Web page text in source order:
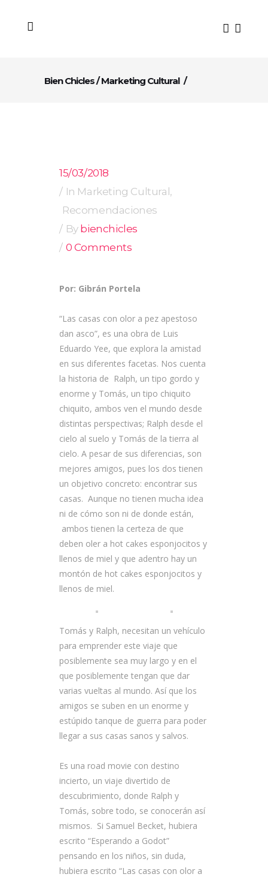
Bien Chicles/Marketing Cultural /
15/03/2018
In Marketing Cultural ,
Recomendaciones
By bienchicles
0 Comments
Por: Gibrán Portela
“Las casas con olor a pez apestoso
dan asco”, es una obra de Luis
Eduardo Yee, que explora la amistad
en sus diferentes facetas. Nos cuenta
la historia de Ralph, un tipo gordo y
enorme y Tomás, un tipo chiquito
chiquito, ambos ven el mundo desde
distintas perspectivas; Ralph desde el
cielo al suelo y Tomás de la tierra al
cielo. A pesar de sus diferencias, son
mejores amigos, pues los dos tienen
un objetivo concreto: encontrar sus
casas. Aunque no tienen mucha idea
ni de cómo son ni de donde están,
ambos tienen la certeza de que
deben oler a hot cakes esponjocitos y
llenos de miel y que adentro hay un
montón de hot cakes esponjocitos y
llenos de miel.
Tomás y Ralph, necesitan un vehículo
para emprender este viaje que
posiblemente sea muy largo y en el
que posiblemente tengan que dar
varias vueltas al mundo. Así que los
amigos se suben en un enorme y
estúpido tanque de guerra para poder
llegar a sus casas sanos y salvos.
Es una road movie con destino
incierto, un viaje divertido de
descubrimiento, donde Ralph y
Tomás, sobre todo, se conocerán así
mismos. Si Samuel Becket, hubiera
escrito “Esperando a Godot”
pensando en los niños, sin duda,
hubiera escrito “Las casas con olor a